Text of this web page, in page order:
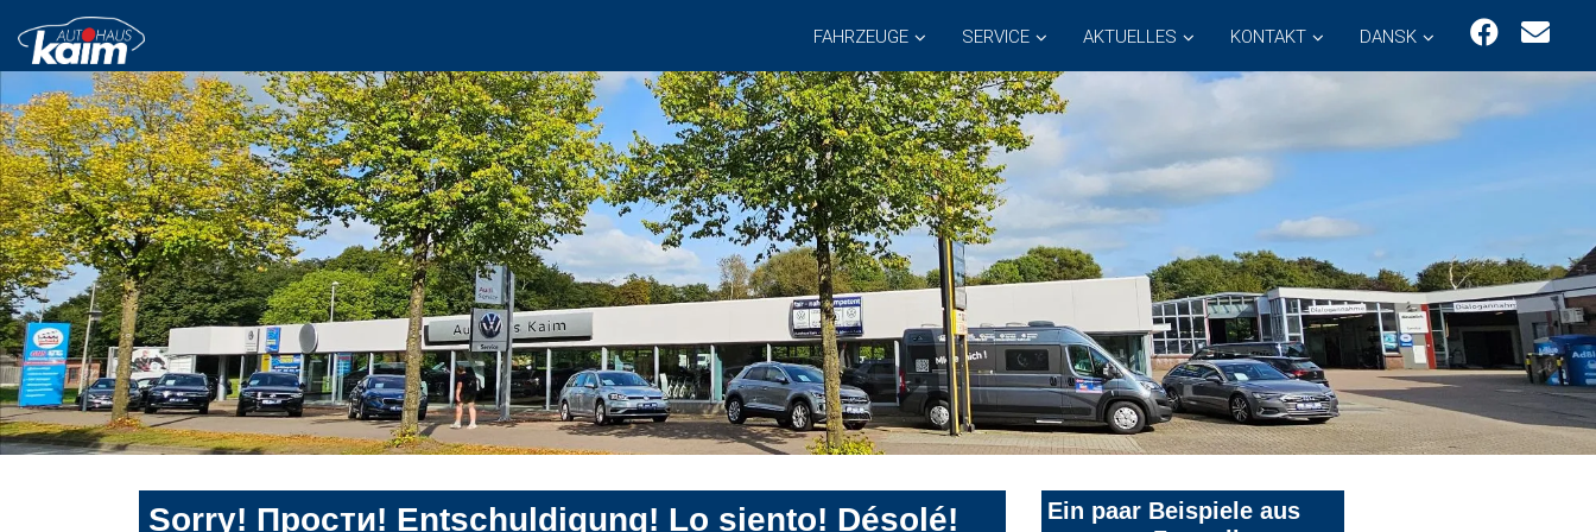
FAHRZEUGE SERVICE AKTUELLES KONTAKT DANSK
Sorry! Прости! Entschuldigung! Lo siento! Désolé!
Ein paar Beispiele aus